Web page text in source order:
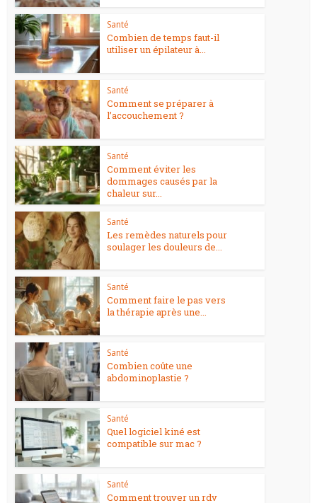
Santé
Combien de temps faut-il
utiliser un épilateur à...
Santé
Comment se préparer à
l’accouchement ?
Santé
Comment éviter les
dommages causés par la
chaleur sur...
Santé
Les remèdes naturels pour
soulager les douleurs de...
Santé
Comment faire le pas vers
la thérapie après une...
Santé
Combien coûte une
abdominoplastie ?
Santé
Quel logiciel kiné est
compatible sur mac ?
Santé
Comment trouver un rdv